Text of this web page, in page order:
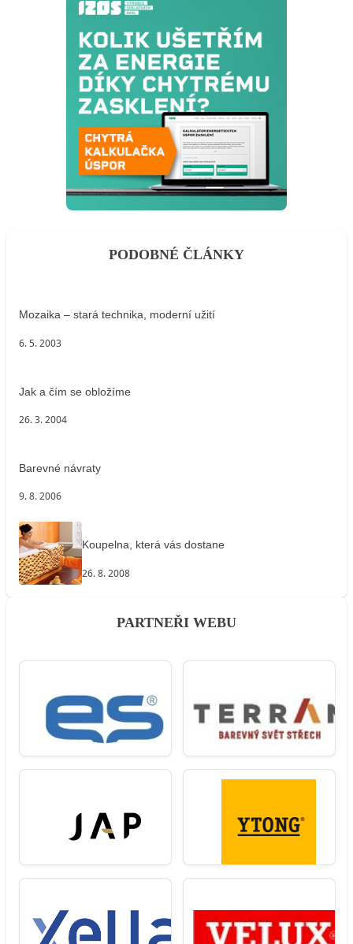
PODOBNÉ ČLÁNKY
Mozaika – stará technika, moderní užití
6. 5. 2003
Jak a čím se obložíme
26. 3. 2004
Barevné návraty
9. 8. 2006
Koupelna, která vás dostane
26. 8. 2008
PARTNEŘI WEBU